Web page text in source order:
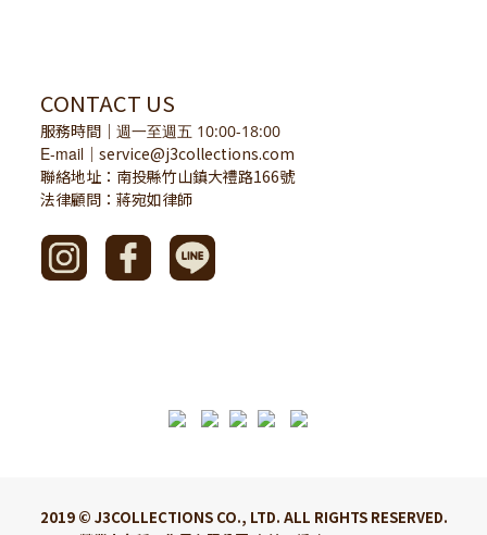
CONTACT US
服務時間 ｜ 週一至週五 10:00-18:00
E-mail ｜ service@j3collections.com
聯絡地址：南投縣竹山鎮大禮路166號
法律顧問：蔣宛如律師
2019 © J3COLLECTIONS CO., LTD. ALL RIGHTS RESERVED.